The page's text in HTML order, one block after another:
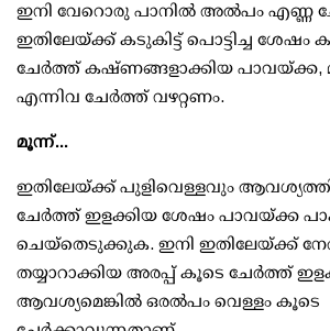
ഇനി വേറൊരു പാനില്‍ അല്‍പം എണ്ണ
ഇതിലേയ്ക്ക് കടുകിട്ട് പൊട്ടിച്ച ശേഷം
ചേര്‍ത്ത് കഷ്ണങ്ങളാക്കിയ പാവയ്ക്ക,
എന്നിവ ചേര്‍ത്ത് വഴറ്റണം.
മൂന്ന്...
ഇതിലേയ്ക്ക് പുളിവെള്ളവും
ചേര്‍ത്ത് ഇളക്കിയ ശേഷം പാവയ്ക്ക
ചെയ്‌തെടുക്കുക. ഇനി ഇതിലേയ്ക്ക്
തയ്യാറാക്കിയ അരപ്പ് കൂടെ ചേര്‍ത്ത്
ആവശ്യമെങ്കില്‍ ഒരല്‍പം വെള്ളം കൂടെ